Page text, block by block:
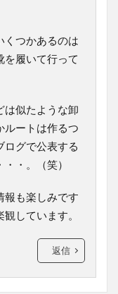
くつかあるのは
を履いて行って
は似たような卸
ルートは作るつ
ログで公表する
・。（笑）
報も楽しみです
しています。
返信